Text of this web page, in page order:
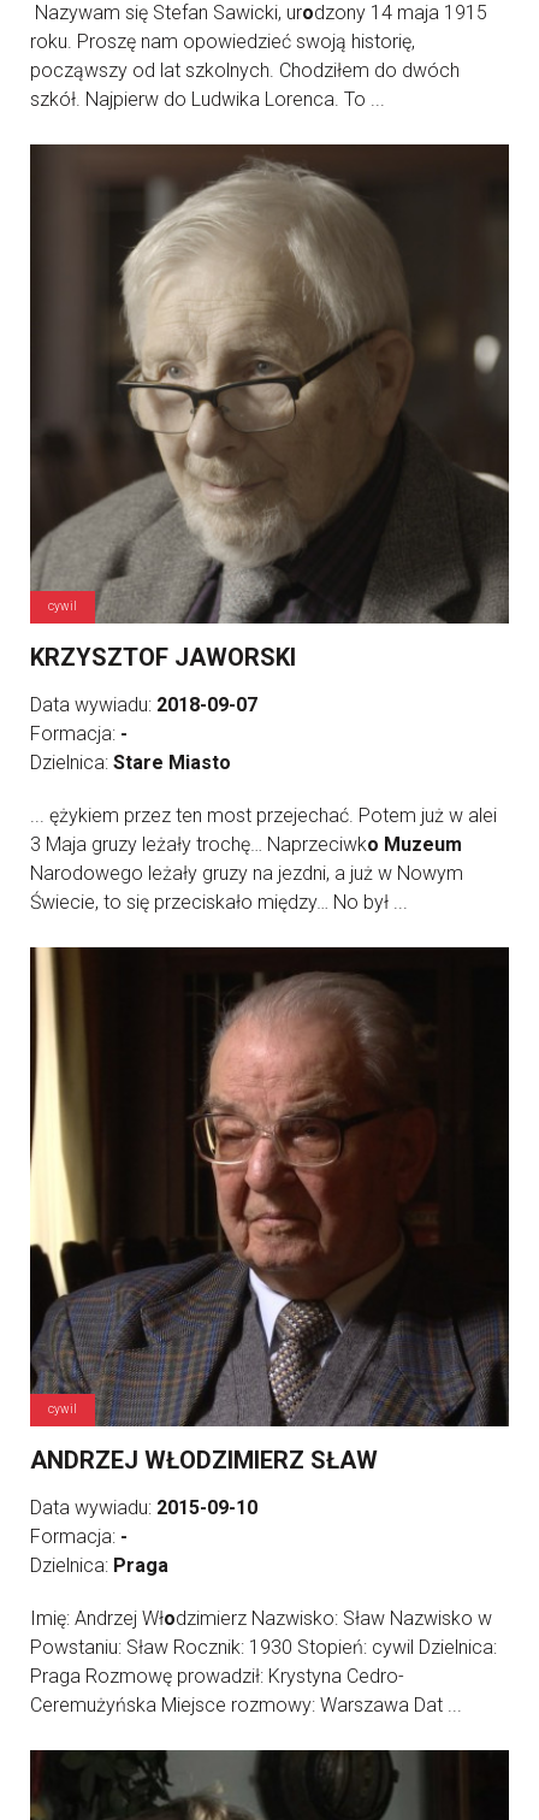
Nazywam się Stefan Sawicki, urodzony 14 maja 1915
roku. Proszę nam opowiedzieć swoją historię,
począwszy od lat szkolnych. Chodziłem do dwóch
szkół. Najpierw do Ludwika Lorenca. To ...
cywil
KRZYSZTOF JAWORSKI
Data wywiadu: 2018-09-07
Formacja: -
Dzielnica: Stare Miasto
... ężykiem przez ten most przejechać. Potem już w alei
3 Maja gruzy leżały trochę… Naprzeciwko Muzeum
Narodowego leżały gruzy na jezdni, a już w Nowym
Świecie, to się przeciskało między… No był ...
cywil
ANDRZEJ WŁODZIMIERZ SŁAW
Data wywiadu: 2015-09-10
Formacja: -
Dzielnica: Praga
Imię: Andrzej Włodzimierz Nazwisko: Sław Nazwisko w
Powstaniu: Sław Rocznik: 1930 Stopień: cywil Dzielnica:
Praga Rozmowę prowadził: Krystyna Cedro-
Ceremużyńska Miejsce rozmowy: Warszawa Dat ...